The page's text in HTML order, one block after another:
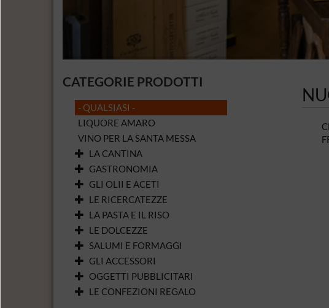
CATEGORIE PRODOTTI
- QUALSIASI -
LIQUORE AMARO
VINO PER LA SANTA MESSA
LA CANTINA
GASTRONOMIA
GLI OLII E ACETI
LE RICERCATEZZE
LA PASTA E IL RISO
LE DOLCEZZE
SALUMI E FORMAGGI
GLI ACCESSORI
OGGETTI PUBBLICITARI
LE CONFEZIONI REGALO